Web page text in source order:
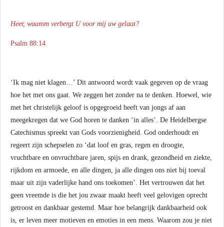
Heer, waarom verbergt U voor mij uw gelaat?
Psalm 88:14
‘Ik mag niet klagen…’ Dit antwoord wordt vaak gegeven op de vraag
hoe het met ons gaat. We zeggen het zonder na te denken. Hoewel, wie
met het christelijk geloof is opgegroeid heeft van jongs af aan
meegekregen dat we God horen te danken ‘in alles’. De Heidelbergse
Catechismus spreekt van Gods voorzienigheid. God onderhoudt en
regeert zijn schepselen zo ‘dat loof en gras, regen en droogte,
vruchtbare en onvruchtbare jaren, spijs en drank, gezondheid en ziekte,
rijkdom en armoede, en alle dingen, ja alle dingen ons niet bij toeval
maar uit zijn vaderlijke hand ons toekomen’. Het vertrouwen dat het
geen vreemde is die het jou zwaar maakt heeft veel gelovigen oprecht
getroost en dankbaar gestemd. Maar hoe belangrijk dankbaarheid ook
is, er leven meer motieven en emoties in een mens. Waarom zou je niet